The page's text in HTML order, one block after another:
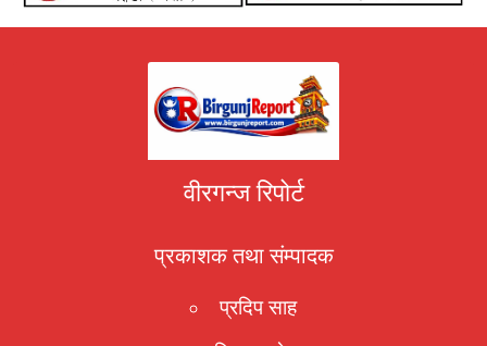
वीरगन्ज रिपोर्ट
प्रकाशक तथा संम्पादक
प्रदिप साह